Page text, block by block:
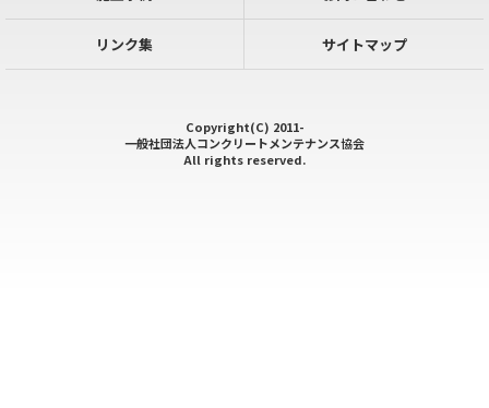
リンク集 サイトマップ
Copyright(C) 2011-
一般社団法人コンクリートメンテナンス協会
All rights reserved.